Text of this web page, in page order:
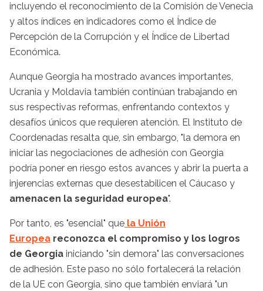
incluyendo el reconocimiento de la Comisión de Venecia
y altos índices en indicadores como el Índice de
Percepción de la Corrupción y el Índice de Libertad
Económica.
Aunque Georgia ha mostrado avances importantes,
Ucrania y Moldavia también continúan trabajando en
sus respectivas reformas, enfrentando contextos y
desafíos únicos que requieren atención. El Instituto de
Coordenadas resalta que, sin embargo, "la demora en
iniciar las negociaciones de adhesión con Georgia
podría poner en riesgo estos avances y abrir la puerta a
injerencias externas que desestabilicen el Cáucaso y
amenacen la seguridad europea".
Por tanto, es "esencial" que la Unión
Europea reconozca el compromiso y los logros
de Georgia iniciando "sin demora" las conversaciones
de adhesión. Este paso no sólo fortalecerá la relación
de la UE con Georgia, sino que también enviará "un